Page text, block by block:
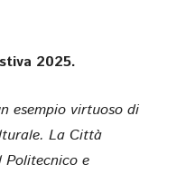
2025.
esempio virtuoso di
La Città
Politecnico e